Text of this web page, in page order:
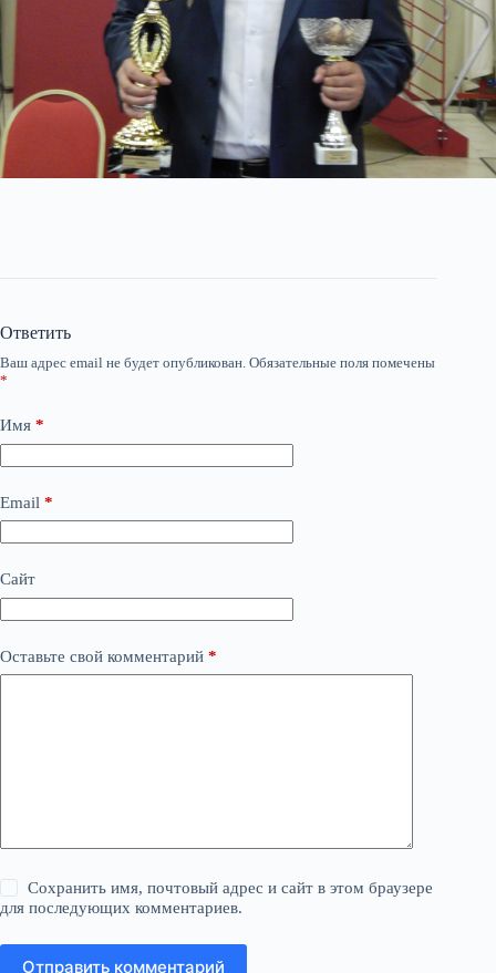
Ответить
Ваш адрес email не будет опубликован. Обязательные поля помечены
*
Имя *
Email *
Сайт
Оставьте свой комментарий *
Сохранить имя, почтовый адрес и сайт в этом браузере
для последующих комментариев.
Отправить комментарий